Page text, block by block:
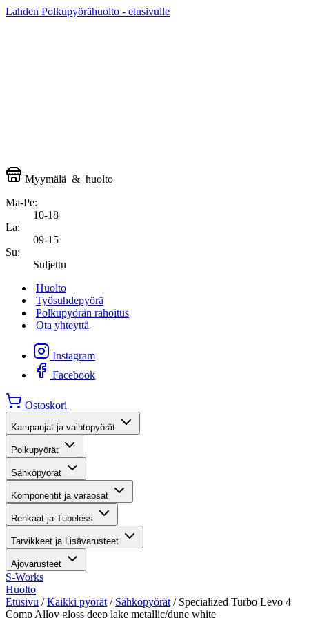
Lahden Polkupyörähuolto - etusivulle
Myymälä & huolto
Ma-Pe:
10-18
La:
09-15
Su:
Suljettu
Huolto
Työsuhdepyörä
Polkupyörän rahoitus
Ota yhteyttä
Instagram
Facebook
Ostoskori
Kampanjat ja vaihtopyörät
Polkupyörät
Sähköpyörät
Komponentit ja varaosat
Renkaat ja Tubeless
Tarvikkeet ja Lisävarusteet
Ajovarusteet
S-Works
Huolto
Etusivu /Kaikki pyörät / Sähköpyörät / Specialized Turbo Levo 4
Comp Alloy gloss deep lake metallic/dune white